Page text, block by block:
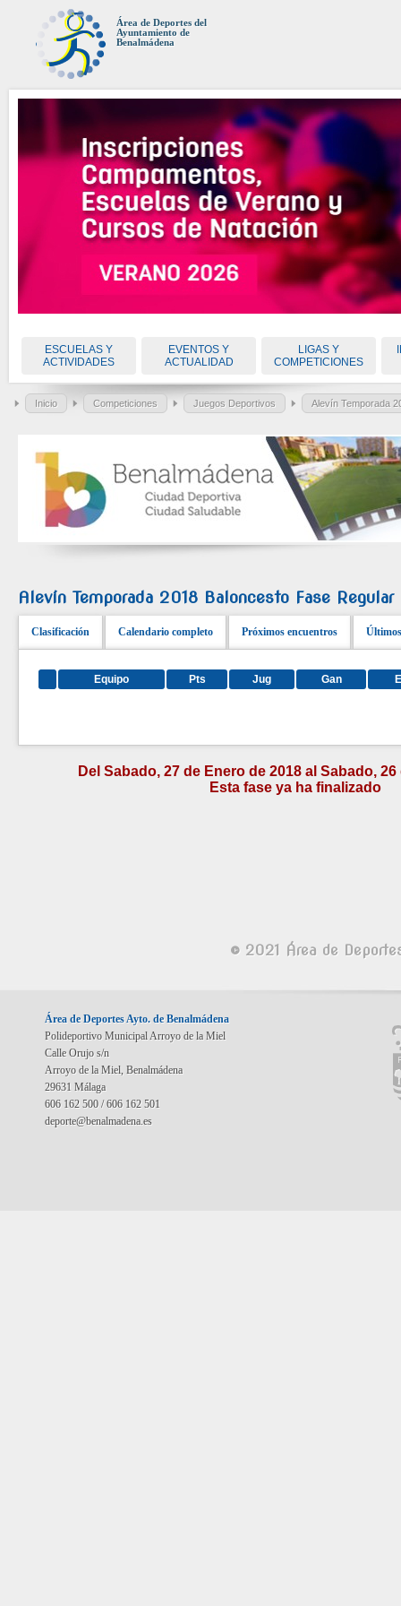
Área de Deportes del
Ayuntamiento de
Benalmádena
ESCUELAS Y
ACTIVIDADES
EVENTOS Y
ACTUALIDAD
LIGAS Y
COMPETICIONES
Inicio Competiciones Juegos Deportivos Alevín Temporada
Alevín Temporada 2018 Baloncesto Fase Regular
Clasificación Calendario completo Próximos encuentros
Equipo Pts Jug Gan
Del Sabado, 27 de Enero de 2018 al Sabado,
Esta fase ya ha finalizado
© 2021 Área de
Área de Deportes Ayto. de Benalmádena
Polideportivo Municipal Arroyo de la Miel
Calle Orujo s/n
Arroyo de la Miel, Benalmádena
29631 Málaga
606 162 500 / 606 162 501
deporte@benalmadena.es